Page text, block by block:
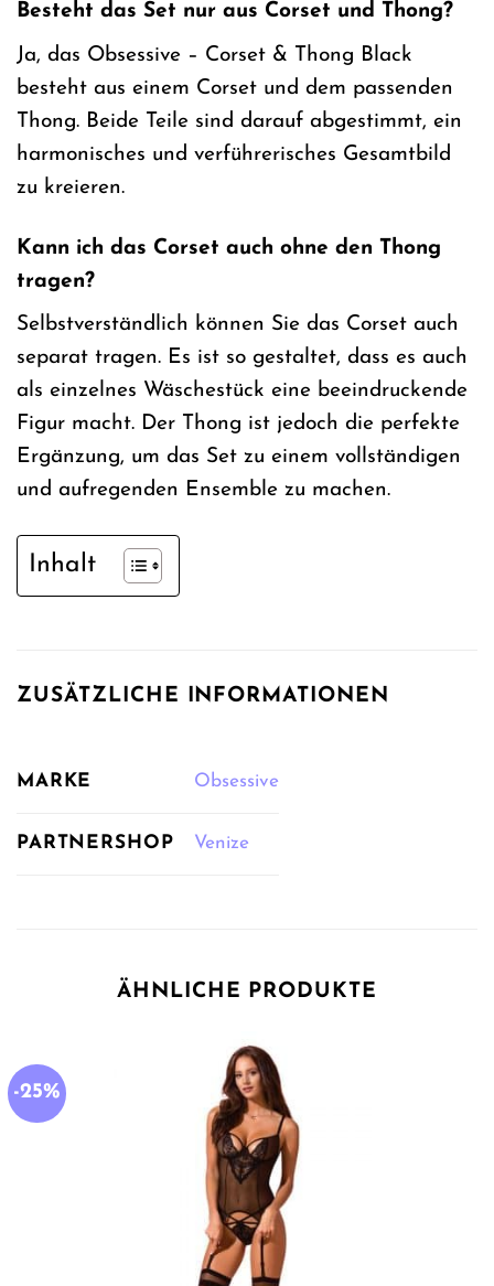
Besteht das Set nur aus Corset und Thong?
Ja, das Obsessive – Corset & Thong Black
besteht aus einem Corset und dem passenden
Thong. Beide Teile sind darauf abgestimmt, ein
harmonisches und verführerisches Gesamtbild
zu kreieren.
Kann ich das Corset auch ohne den Thong
tragen?
Selbstverständlich können Sie das Corset auch
separat tragen. Es ist so gestaltet, dass es auch
als einzelnes Wäschestück eine beeindruckende
Figur macht. Der Thong ist jedoch die perfekte
Ergänzung, um das Set zu einem vollständigen
und aufregenden Ensemble zu machen.
Inhalt
ZUSÄTZLICHE INFORMATIONEN
MARKE Obsessive
PARTNERSHOP Venize
ÄHNLICHE PRODUKTE
-25%